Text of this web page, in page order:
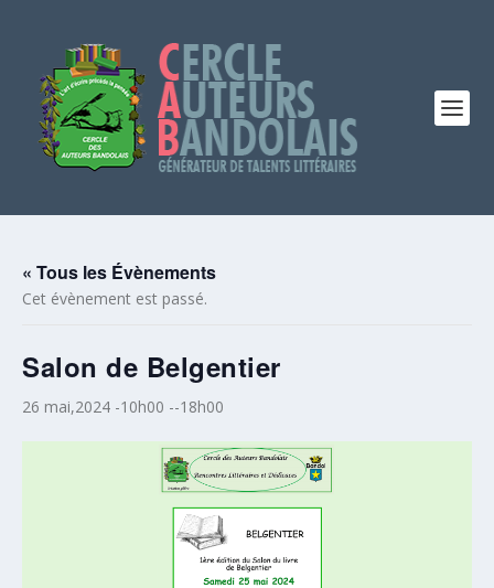
« Tous les Évènements
Cet évènement est passé.
Salon de Belgentier
26 mai,2024 -10h00 --18h00